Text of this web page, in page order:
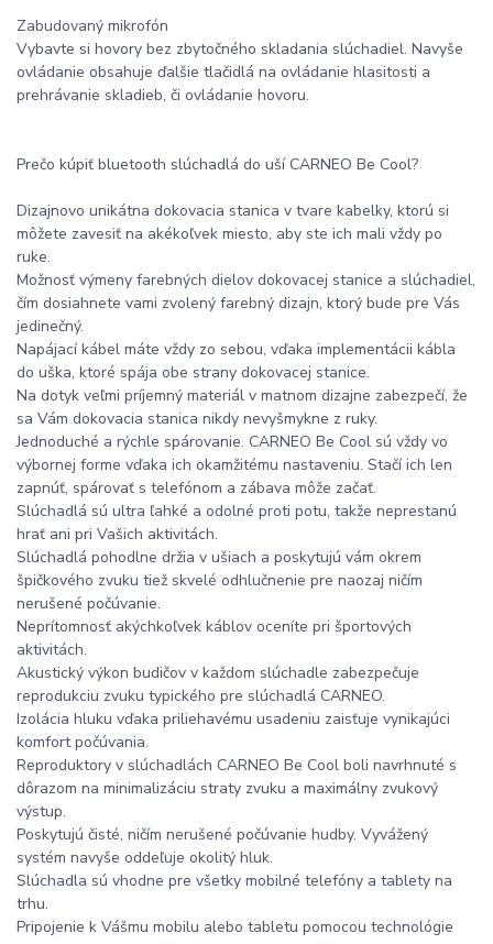
Zabudovaný mikrofón
Vybavte si hovory bez zbytočného skladania slúchadiel. Navyše
ovládanie obsahuje ďalšie tlačidlá na ovládanie hlasitosti a
prehrávanie skladieb, či ovládanie hovoru.
Prečo kúpiť bluetooth slúchadlá do uší CARNEO Be Cool?
Dizajnovo unikátna dokovacia stanica v tvare kabelky, ktorú si
môžete zavesiť na akékoľvek miesto, aby ste ich mali vždy po
ruke.
Možnosť výmeny farebných dielov dokovacej stanice a slúchadiel,
čím dosiahnete vami zvolený farebný dizajn, ktorý bude pre Vás
jedinečný.
Napájací kábel máte vždy zo sebou, vďaka implementácii kábla
do uška, ktoré spája obe strany dokovacej stanice.
Na dotyk veľmi príjemný materiál v matnom dizajne zabezpečí, že
sa Vám dokovacia stanica nikdy nevyšmykne z ruky.
Jednoduché a rýchle spárovanie. CARNEO Be Cool sú vždy vo
výbornej forme vďaka ich okamžitému nastaveniu. Stačí ich len
zapnúť, spárovať s telefónom a zábava môže začať.
Slúchadlá sú ultra ľahké a odolné proti potu, takže neprestanú
hrať ani pri Vašich aktivitách.
Slúchadlá pohodlne držia v ušiach a poskytujú vám okrem
špičkového zvuku tiež skvelé odhlučnenie pre naozaj ničím
nerušené počúvanie.
Neprítomnosť akýchkoľvek káblov oceníte pri športových
aktivitách.
Akustický výkon budičov v každom slúchadle zabezpečuje
reprodukciu zvuku typického pre slúchadlá CARNEO.
Izolácia hluku vďaka priliehavému usadeniu zaisťuje vynikajúci
komfort počúvania.
Reproduktory v slúchadlách CARNEO Be Cool boli navrhnuté s
dôrazom na minimalizáciu straty zvuku a maximálny zvukový
výstup.
Poskytujú čisté, ničím nerušené počúvanie hudby. Vyvážený
systém navyše oddeľuje okolitý hluk.
Slúchadla sú vhodne pre všetky mobilné telefóny a tablety na
trhu.
Pripojenie k Vášmu mobilu alebo tabletu pomocou technológie